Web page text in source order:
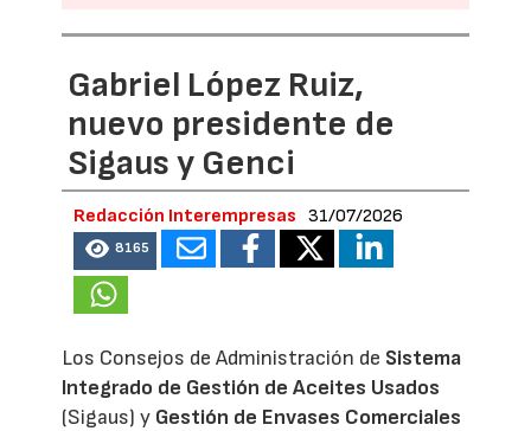
Gabriel López Ruiz,
nuevo presidente de
Sigaus y Genci
Redacción Interempresas 31/07/2026
8165
Los Consejos de Administración de Sistema
Integrado de Gestión de Aceites Usados
(Sigaus) y Gestión de Envases Comerciales